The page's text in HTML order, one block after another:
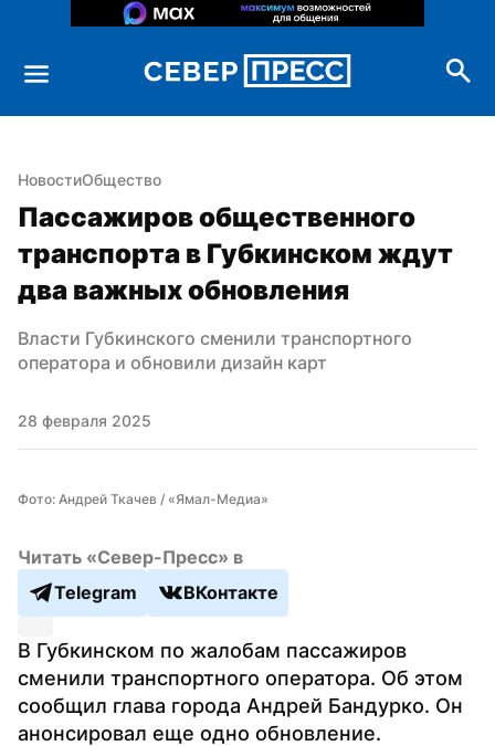
НовостиОбщество
Пассажиров общественного
транспорта в Губкинском ждут
два важных обновления
Власти Губкинского сменили транспортного
оператора и обновили дизайн карт
28 февраля 2025
Фото: Андрей Ткачев / «Ямал-Медиа»
Читать «Север-Пресс» в
Telegram
ВКонтакте
В Губкинском по жалобам пассажиров
сменили транспортного оператора. Об этом
сообщил глава города Андрей Бандурко. Он
анонсировал еще одно обновление.